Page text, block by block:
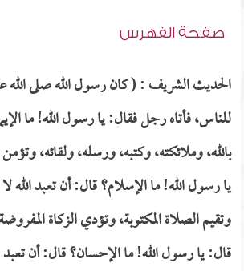
صفحة الفهرس
الحديث الشريف : ( كان رسول الله صلى الله
للناس، فأتاه رجل فقال: يا رسول الله! ما
بالله، وملائكته، وكتبه، ورسله، ولقائه،
يا رسول الله! ما الإسلام؟ قال: أن تعبد الله
وتقيم الصلاة المكتوبة، وتؤدي الزكاة
قال: يا رسول الله! ما الإحسان؟ قال: أن تعبد